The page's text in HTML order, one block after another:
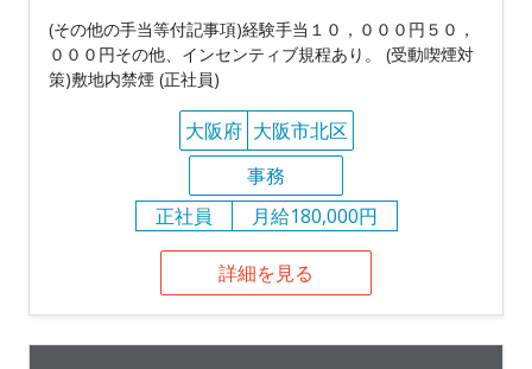
(その他の手当等付記事項)経験手当１０，０００円５０，
０００円その他、インセンティブ規程あり。 (受動喫煙対
策)敷地内禁煙 (正社員)
大阪府 大阪市北区
事務
正社員
月給180,000円
詳細を見る